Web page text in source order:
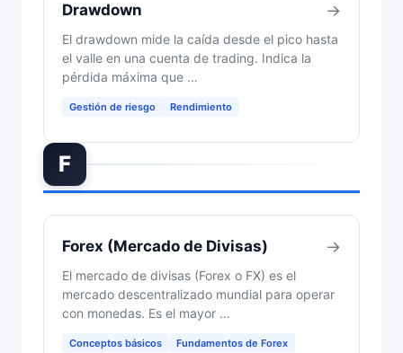
Drawdown
El drawdown mide la caída desde el pico hasta
el valle en una cuenta de trading. Indica la
pérdida máxima que …
Gestión de riesgo Rendimiento
→
F
Forex (Mercado de Divisas)
El mercado de divisas (Forex o FX) es el
mercado descentralizado mundial para operar
con monedas. Es el mayor …
Conceptos básicos Fundamentos de Forex
→